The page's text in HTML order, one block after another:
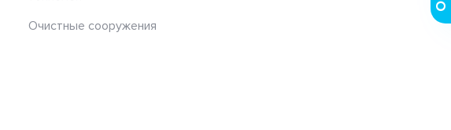
Очистные сооружения